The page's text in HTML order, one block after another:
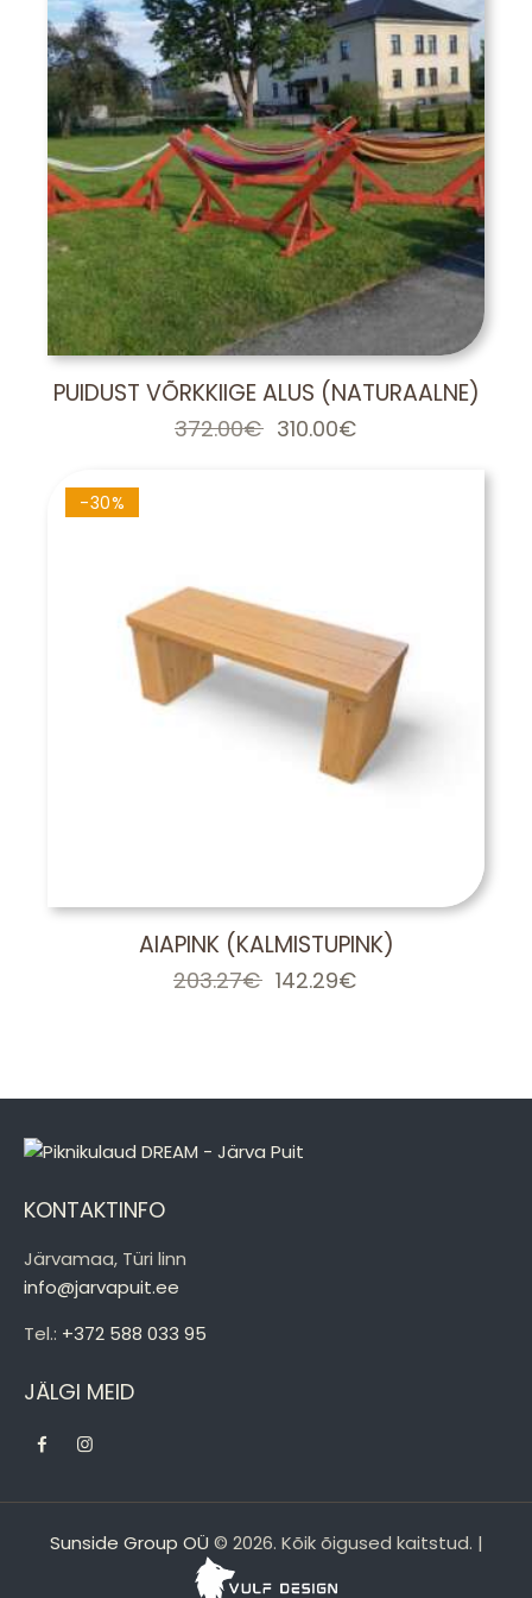
PUIDUST VÕRKKIIGE ALUS (NATURAALNE)
372.00€ Algne
310.00€
-30%
AIAPINK (KALMISTUPINK)
203.27€ Algne
142.29€
KONTAKTINFO
Järvamaa, Türi linn
info@jarvapuit.ee
Tel.: +372 588 033 95
JÄLGI MEID
facebookinstagramm
Sunside Group OÜ © 2026. Kõik õigused kaitstud. |